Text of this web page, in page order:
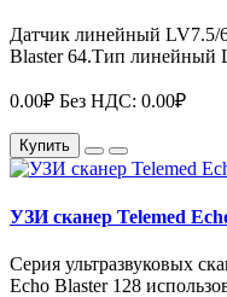
Датчик линейный LV7.5/
Blaster 64.Тип линейный
0.00₽ Без НДС: 0.00₽
Купить
УЗИ сканер Telemed
Серия ультразвуковых
Echo Blaster 128